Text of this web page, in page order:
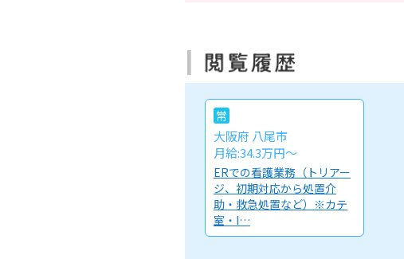
常
大阪府 八尾市
月給:34.3万円～
ERでの看護業務（トリアー
ジ、初期対応から処置介
助・救急処置など）※カテ
室・I…